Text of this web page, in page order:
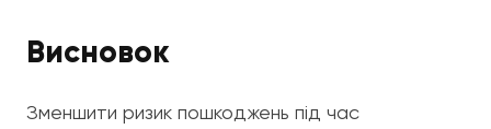
Висновок
Зменшити ризик пошкоджень під час